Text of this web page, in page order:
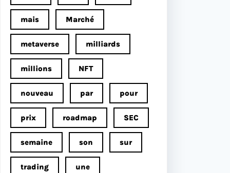
mais Marché
metaverse milliards
millions NFT
nouveau par pour
prix roadmap SEC
semaine son sur
trading une